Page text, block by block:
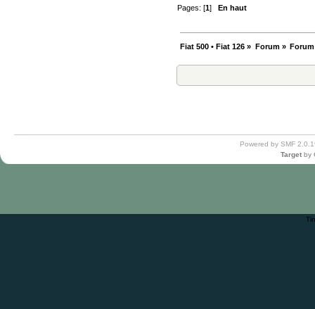
Pages: [1]En haut
Fiat 500 • Fiat 126 » Forum»
Powered by SMF
Target by